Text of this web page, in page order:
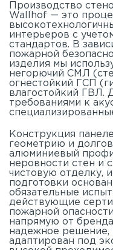
Производство
Wallhof — это
интерьеров с
стандартов. В
пожарной
изделия мы
негорючий СМЛ
огнестойкий ГСП
влагостойкий ГВЛ.
требованиями к
Конструкция
геометрию и
алюминиевый
неровности стен и
чистовую отделку,
подготовки
обязательные
действующие
пожарной
напрямую от
надежное решение,
адаптирован под